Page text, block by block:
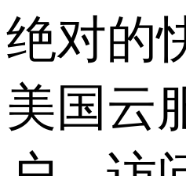
绝对的
美国云